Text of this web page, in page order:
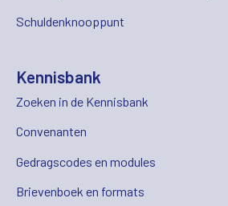
Schuldenknooppunt
Kennisbank
Zoeken in de Kennisbank
Convenanten
Gedragscodes en modules
Brievenboek en formats